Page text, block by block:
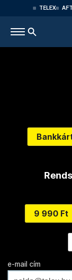
TELEX
9 990 Ft
e-mail cím